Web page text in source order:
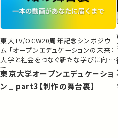
東大TV/OCW20周年記念シンポジウ
ム 「オープンエデュケーションの未来：
大学と社会をつなぐ新たな学びに向け
て」
東京大学オープンエデュケーショ
ン_ part3【制作の舞台裏】